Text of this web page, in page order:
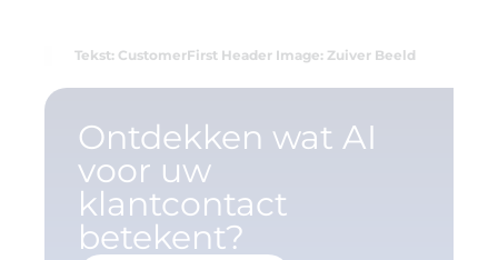
Tekst: CustomerFirst Header Image: Zuiver Beeld
Ontdekken wat AI
voor uw
klantcontact
betekent?